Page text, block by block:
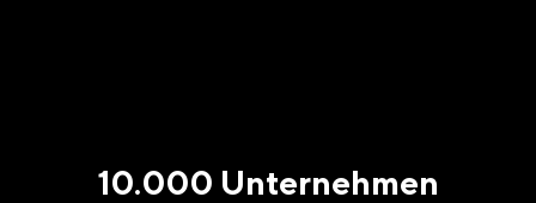
10.000 Unternehmen